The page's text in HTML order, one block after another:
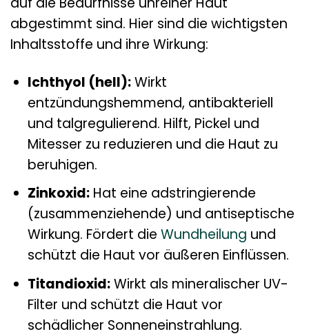
abgestimmt sind. Hier sind die wichtigsten
Inhaltsstoffe und ihre Wirkung:
Ichthyol (hell):Wirkt
entzündungshemmend, antibakteriell
und talgregulierend. Hilft, Pickel und
Mitesser zu reduzieren und die Haut zu
beruhigen.
Zinkoxid:Hat eine adstringierende
(zusammenziehende) und antiseptische
Wirkung. Fördert die Wundheilung und
schützt die Haut vor äußeren Einflüssen.
Titandioxid:Wirkt als mineralischer UV-
Filter und schützt die Haut vor
schädlicher Sonneneinstrahlung.